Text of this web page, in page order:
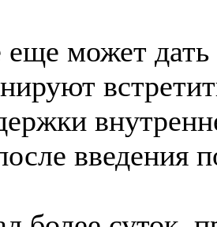
еще может
введения